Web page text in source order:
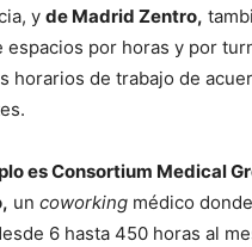
y de Madrid Zentro,
espacios por horas y por
horarios de trabajo de
es Consortium Medical
un coworking médico
6 hasta 450 horas al